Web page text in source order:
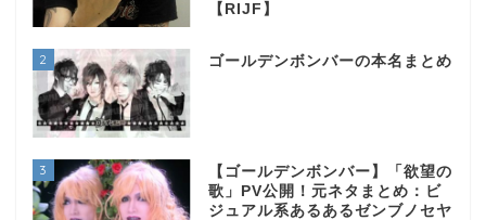
【RIJF】
2 ゴールデンボンバーの本名まとめ
3
【ゴールデンボンバー】「欲望の
歌」PV公開！元ネタまとめ：ビ
ジュアル系あるあるゼンブノセヤ